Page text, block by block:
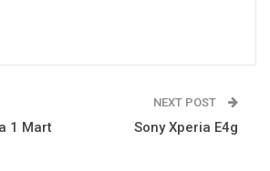
1 Mart
NEXT POST
Sony Xperia E4g